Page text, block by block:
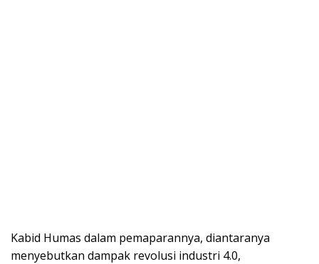
Kabid Humas dalam pemaparannya, diantaranya
menyebutkan dampak revolusi industri 4.0,